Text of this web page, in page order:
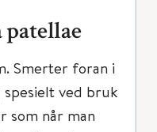
Smerter foran i
spesielt ved bruk
som når man